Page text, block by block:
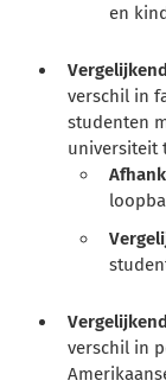
en
verschil in
studenten
universiteit
verschil in